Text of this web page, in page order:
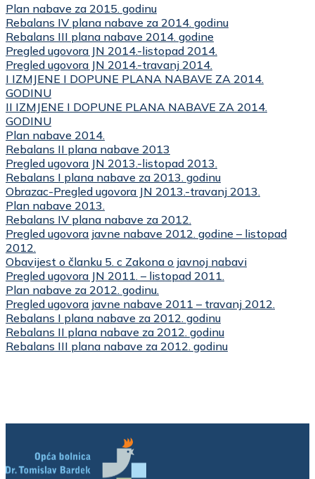
Plan nabave za 2015. godinu
Rebalans IV plana nabave za 2014. godinu
Rebalans III plana nabave 2014. godine
Pregled ugovora JN 2014.-listopad 2014.
Pregled ugovora JN 2014.-travanj 2014.
I IZMJENE I DOPUNE PLANA NABAVE ZA 2014.
GODINU
II IZMJENE I DOPUNE PLANA NABAVE ZA 2014.
GODINU
Plan nabave 2014.
Rebalans II plana nabave 2013
Pregled ugovora JN 2013.-listopad 2013.
Rebalans I plana nabave za 2013. godinu
Obrazac-Pregled ugovora JN 2013.-travanj 2013.
Plan nabave 2013.
Rebalans IV plana nabave za 2012.
Pregled ugovora javne nabave 2012. godine – listopad
2012.
Obavijest o članku 5. c Zakona o javnoj nabavi
Pregled ugovora JN 2011. – listopad 2011.
Plan nabave za 2012. godinu.
Pregled ugovora javne nabave 2011 – travanj 2012.
Rebalans I plana nabave za 2012. godinu
Rebalans II plana nabave za 2012. godinu
Rebalans III plana nabave za 2012. godinu